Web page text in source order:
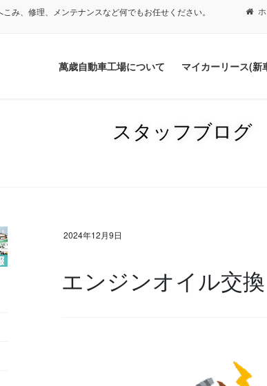
み、修理、メンテナンスなど何でもお任せください。
萬歳自動車工場について マイカーリース(新
スタッフブログ
2024年12月9日
エンジンオイル交換